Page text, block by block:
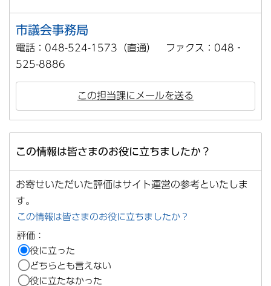
市議会事務局
電話：048-524-1573（直通） ファクス：048‐
525-8886
この担当課にメールを送る
この情報は皆さまのお役に立ちましたか？
お寄せいただいた評価はサイト運営の参考といたしま
す。
この情報は皆さまのお役に立ちましたか？
評価：
役に立った
どちらとも言えない
役に立たなかった